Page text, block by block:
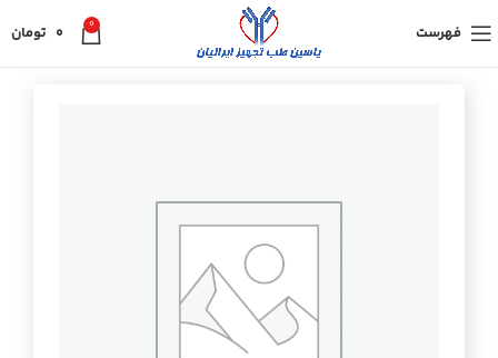
فهرست 0
0 تومان